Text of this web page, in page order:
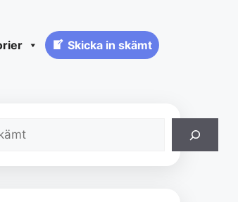
Skicka in skämt